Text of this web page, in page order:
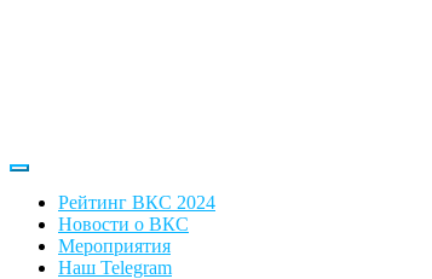
Рейтинг ВКС 2024
Новости о ВКС
Мероприятия
Наш Telegram